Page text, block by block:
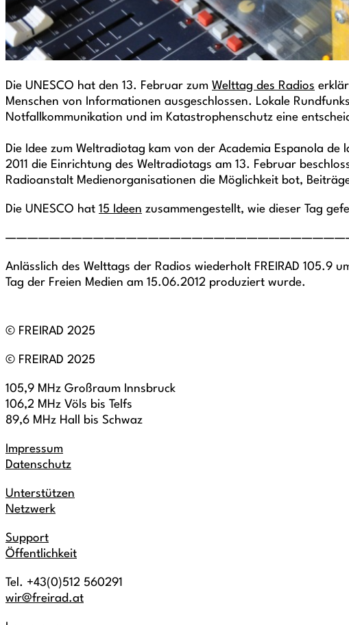
Die UNESCO hat den 13. Februar zum Welttag des Radios
Menschen von Informationen ausgeschlossen. Lokale
Notfallkommunikation und im Katastrophenschutz eine
Die Idee zum Weltradiotag kam von der Academia Espanola
2011 die Einrichtung des Weltradiotags am 13. Februar
Radioanstalt Medienorganisationen die Möglichkeit bot,
Die UNESCO hat 15 Ideen zusammengestellt, wie dieser Tag
Anlässlich des Welttags der Radios wiederholt FREIRAD 105.9
Tag der Freien Medien am 15.06.2012 produziert wurde.
© FREIRAD 2025
© FREIRAD 2025
105,9 MHz Großraum Innsbruck
106,2 MHz Völs bis Telfs
89,6 MHz Hall bis Schwaz
Impressum
Datenschutz
Unterstützen
Netzwerk
Support
Öffentlichkeit
Tel. +43(0)512 560291
wir@freirad.at